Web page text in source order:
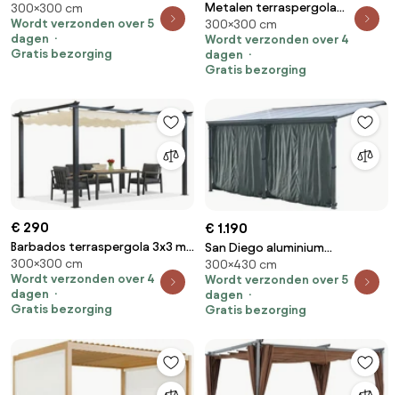
3x3m Garden Point
300×300 cm
Wordt verzonden over 5
dagen
Gratis bezorging
Metalen terraspergola
Santorini 3 x 3 m bruin-
antraciet Garden Point
300×300 cm
Wordt verzonden over 4
dagen
Gratis bezorging
€ 290
Barbados terraspergola 3x3 m
Garden Point antraciet beige
300×300 cm
Wordt verzonden over 4
dagen
Gratis bezorging
€ 1.190
San Diego aluminium
terrasoverkapping met
gordijnen 3 x 4,3 m CoverTech
antraciet
300×430 cm
Wordt verzonden over 5
dagen
Gratis bezorging